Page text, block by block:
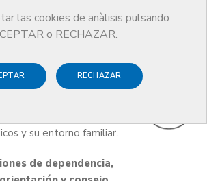
las cookies de anàlisis pulsando
o RECHAZAR.
RECHAZAR
con algún tipo de
y su entorno familiar.
de dependencia,